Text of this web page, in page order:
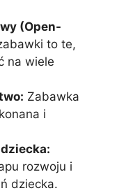
(Open-
to te,
na wiele
Zabawka
i
rozwoju i
dziecka.